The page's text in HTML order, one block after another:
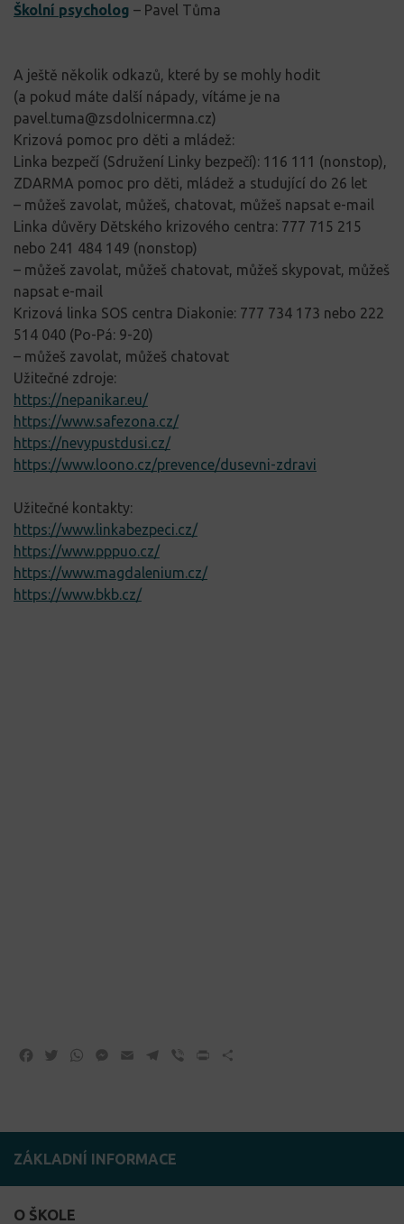
Školní psycholog – Pavel Tůma
A ještě několik odkazů, které by se mohly hodit
(a pokud máte další nápady, vítáme je na
pavel.tuma@zsdolnicermna.cz)
Krizová pomoc pro děti a mládež:
Linka bezpečí (Sdružení Linky bezpečí): 116 111 (nonstop),
ZDARMA pomoc pro děti, mládež a studující do 26 let
– můžeš zavolat, můžeš, chatovat, můžeš napsat e-mail
Linka důvěry Dětského krizového centra: 777 715 215
nebo 241 484 149 (nonstop)
– můžeš zavolat, můžeš chatovat, můžeš skypovat, můžeš
napsat e-mail
Krizová linka SOS centra Diakonie: 777 734 173 nebo 222
514 040 (Po-Pá: 9-20)
– můžeš zavolat, můžeš chatovat
Užitečné zdroje:
https://nepanikar.eu/
https://www.safezona.cz/
https://nevypustdusi.cz/
https://www.loono.cz/prevence/dusevni-zdravi
Užitečné kontakty:
https://www.linkabezpeci.cz/
https://www.pppuo.cz/
https://www.magdalenium.cz/
https://www.bkb.cz/
Facebook
TwitterWhatsApp
Messenger
Email Telegram
Viber Print
ZÁKLADNÍ INFORMACE
O ŠKOLE